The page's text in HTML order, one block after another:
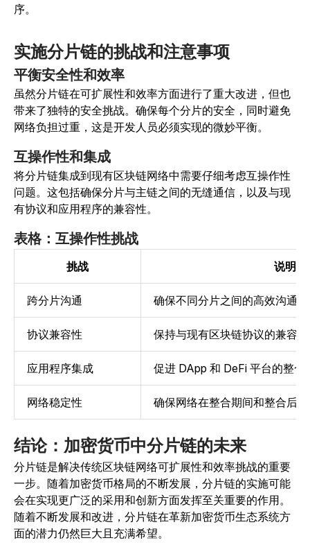
序。
实施分片链的挑战和注意事项
平衡安全性和效率
虽然分片链在可扩展性和效率方面进行了重大改进，但也
带来了独特的安全挑战。确保每个分片的安全，同时避免
网络负担过重，这是开发人员必须实现的微妙平衡。
互操作性和集成
将分片链集成到现有区块链网络中需要仔细考虑互操作性
问题。这包括确保分片与主链之间的无缝通信，以及与现
有协议和应用程序的兼容性。
表格：互操作性挑战
挑战 说明
跨分片沟通 确保不同分片之间的高效沟通。
协议兼容性 保持与现有区块链协议的兼容
应用程序集成 促进 DApp 和 DeFi 平台的整合
网络稳定性 确保网络在整合期间和整合后
结论：加密货币中分片链的未来
分片链是解决传统区块链网络可扩展性和效率挑战的重要
一步。随着加密货币格局的不断发展，分片链的实施可能
会在实现更广泛的采用和创新方面发挥至关重要的作用。
随着不断发展和改进，分片链在革新加密货币生态系统方
面的潜力仍然巨大且充满希望。